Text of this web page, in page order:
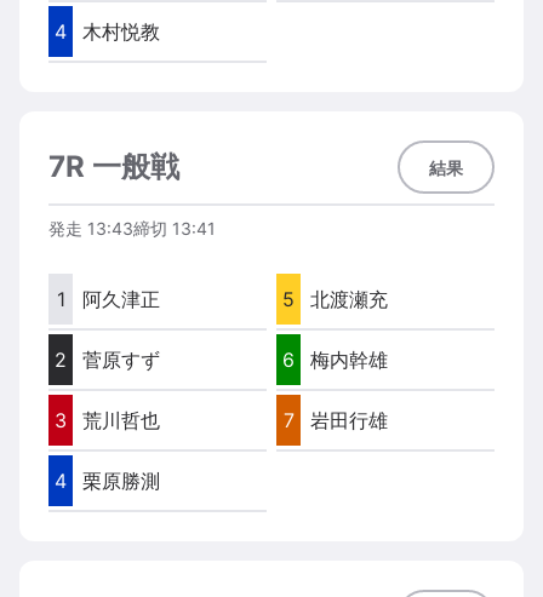
4 木村悦教
7R 一般戦 結果
発走 13:43締切 13:41
1 阿久津正
2 菅原すず
3 荒川哲也
4 栗原勝測
5 北渡瀬充
6 梅内幹雄
7 岩田行雄